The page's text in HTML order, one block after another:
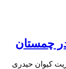
چمستان
کیوان حیدری